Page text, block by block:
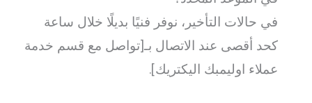
في حالات التأخير، نوفر فنيًا بديلًا خلال ساعة
كحد أقصى عند الاتصال بـ[تواصل مع قسم خدمة
عملاء اوليمبك اليكتريك].